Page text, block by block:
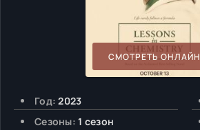
СМОТРЕТЬ ОНЛАЙН
Год: 2023
Сезоны: 1 сезон